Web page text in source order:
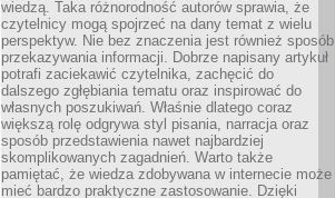
wiedzą. Taka różnorodność autorów sprawia, że
czytelnicy mogą spojrzeć na dany temat z wielu
perspektyw. Nie bez znaczenia jest również sposób
przekazywania informacji. Dobrze napisany artykuł
potrafi zaciekawić czytelnika, zachęcić do
dalszego zgłębiania tematu oraz inspirować do
własnych poszukiwań. Właśnie dlatego coraz
większą rolę odgrywa styl pisania, narracja oraz
sposób przedstawienia nawet najbardziej
skomplikowanych zagadnień. Warto także
pamiętać, że wiedza zdobywana w internecie może
mieć bardzo praktyczne zastosowanie. Dzięki